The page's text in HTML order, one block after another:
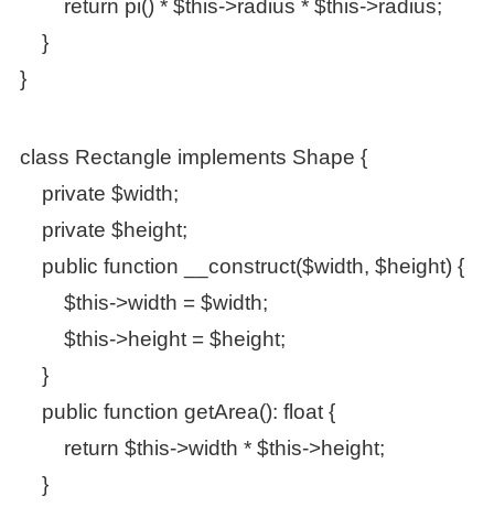
return pi() * $this->radius * $this->radius;
}
}
class Rectangle implements Shape {
private $width;
private $height;
public function __construct($width, $height) {
$this->width = $width;
$this->height = $height;
}
public function getArea(): float {
return $this->width * $this->height;
}